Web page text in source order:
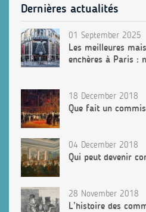
Dernières actualités
01 September 2025
Les meilleures
enchères à Paris :
18 December 2018
Que fait un
04 December 2018
Qui peut devenir
28 November 2018
L’histoire des